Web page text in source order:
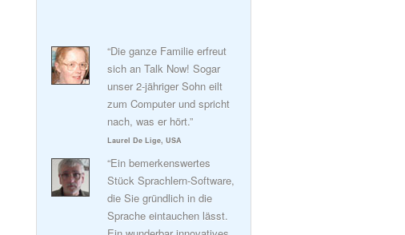
“Die ganze Familie erfreut
sich an Talk Now! Sogar
unser 2-jähriger Sohn eilt
zum Computer und spricht
nach, was er hört.”
Laurel De Lige, USA
“Ein bemerkenswertes
Stück Sprachlern-Software,
die Sie gründlich in die
Sprache eintauchen lässt.